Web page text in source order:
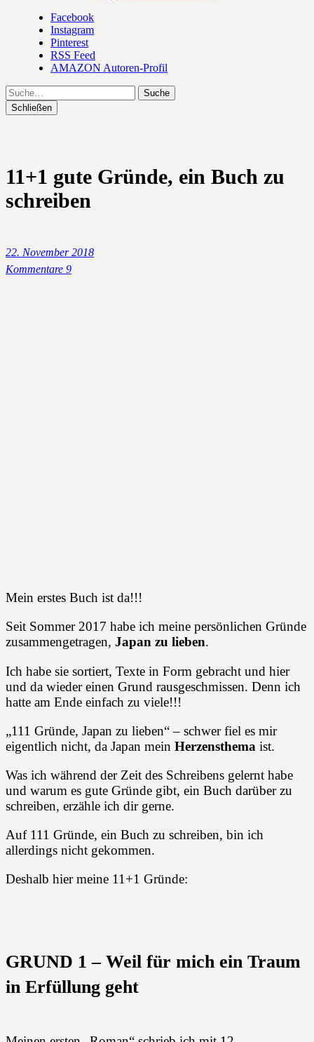
Facebook
Instagram
Pinterest
RSS Feed
AMAZON Autoren-Profil
Suche
Schließen
11+1 gute Gründe, ein Buch zu
schreiben
22. November 2018
Kommentare 9
Mein erstes Buch ist da!!!
Seit Sommer 2017 habe ich meine persönlichen Gründe
zusammengetragen, Japan zu lieben.
Ich habe sie sortiert, Texte in Form gebracht und hier
und da wieder einen Grund rausgeschmissen. Denn ich
hatte am Ende einfach zu viele!!!
„111 Gründe, Japan zu lieben“ – schwer fiel es mir
eigentlich nicht, da Japan mein Herzensthema ist.
Was ich während der Zeit des Schreibens gelernt habe
und warum es gute Gründe gibt, ein Buch darüber zu
schreiben, erzähle ich dir gerne.
Auf 111 Gründe, ein Buch zu schreiben, bin ich
allerdings nicht gekommen.
Deshalb hier meine 11+1 Gründe:
GRUND 1 – Weil für mich ein Traum
in Erfüllung geht